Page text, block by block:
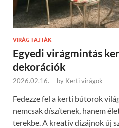
VIRÁG FAJTÁK
Egyedi virágmintás
dekorációk
2026.02.16. - by Kerti virágok
Fedezze fel a kerti bútorok
nemcsak díszítenek, hanem
terekbe. A kreatív dizájnok új